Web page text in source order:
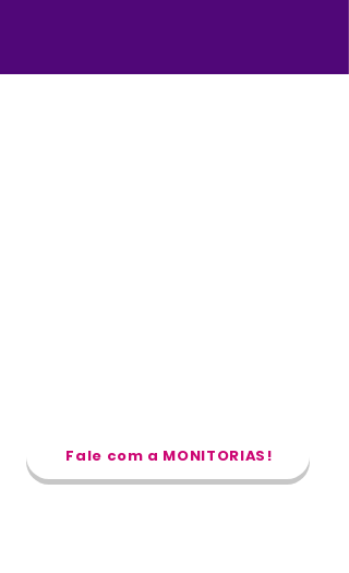
Fale com a MONITORIAS!